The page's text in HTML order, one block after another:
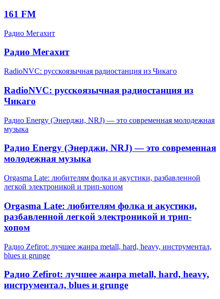
161 FM
Радио Мегахит
Радио Мегахит
RadioNVC: русскоязычная радиостанция из Чикаго
RadioNVC: русскоязычная радиостанция из
Чикаго
Радио Energy (Энерджи, NRJ) — это современная молодежная
музыка
Радио Energy (Энерджи, NRJ) — это современная
молодежная музыка
Orgasma Late: любителям фолка и акустики, разбавленной
легкой электроникой и трип-хопом
Orgasma Late: любителям фолка и акустики,
разбавленной легкой электроникой и трип-
хопом
Радио Zefirot: лучшее жанра metall, hard, heavy, инструментал,
blues и grunge
Радио Zefirot: лучшее жанра metall, hard, heavy,
инструментал, blues и grunge